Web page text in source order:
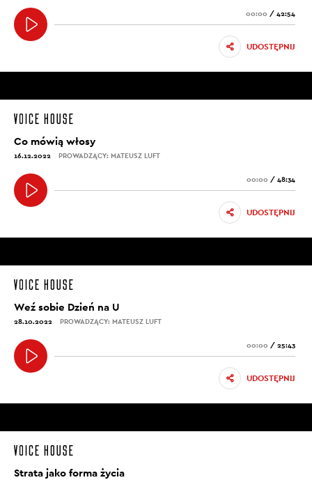
00:00 / 42:54
UDOSTĘPNIJ
Co mówią włosy
16.12.2022 PROWADZĄCY: MATEUSZ LUFT
00:00 / 48:34
UDOSTĘPNIJ
Weź sobie Dzień na U
28.10.2022 PROWADZĄCY: MATEUSZ LUFT
00:00 / 25:43
UDOSTĘPNIJ
Strata jako forma życia